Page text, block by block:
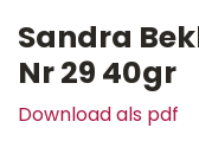
Sandra
Nr 29 40gr
Download als pdf